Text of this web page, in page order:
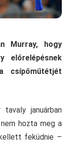
Murray, hogy
előrelépésnek
csípőműtétjét
januárban
hozta meg a
feküdnie –